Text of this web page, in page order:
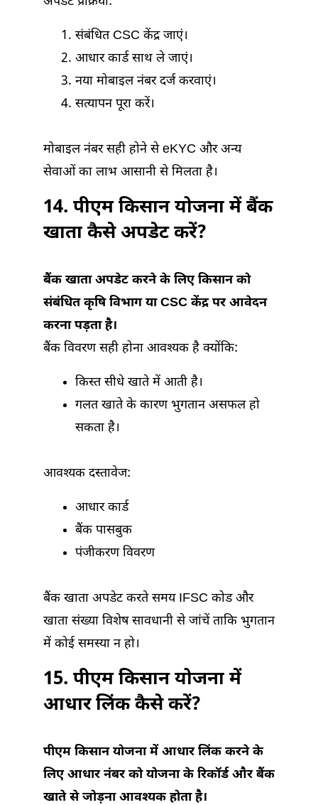
संबंधित CSC केंद्र जाएं।
आधार कार्ड साथ ले जाएं।
नया मोबाइल नंबर दर्ज करवाएं।
सत्यापन पूरा करें।
मोबाइल नंबर सही होने से eKYC और अन्य
सेवाओं का लाभ आसानी से मिलता है।
14. पीएम किसान योजना में बैंक
खाता कैसे अपडेट करें?
बैंक खाता अपडेट करने के लिए किसान को
संबंधित कृषि विभाग या CSC केंद्र पर आवेदन
करना पड़ता है।
बैंक विवरण सही होना आवश्यक है क्योंकि:
किस्त सीधे खाते में आती है।
गलत खाते के कारण भुगतान असफल हो
सकता है।
आवश्यक दस्तावेज:
आधार कार्ड
बैंक पासबुक
पंजीकरण विवरण
बैंक खाता अपडेट करते समय IFSC कोड और
खाता संख्या विशेष सावधानी से जांचें ताकि भुगतान
में कोई समस्या न हो।
15. पीएम किसान योजना में
आधार लिंक कैसे करें?
पीएम किसान योजना में आधार लिंक करने के
लिए आधार नंबर को योजना के रिकॉर्ड और बैंक
खाते से जोड़ना आवश्यक होता है।